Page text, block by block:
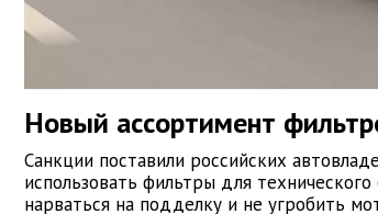
Новый ассортимент
Санкции поставили российских
использовать фильтры для
нарваться на подделку и не угробить